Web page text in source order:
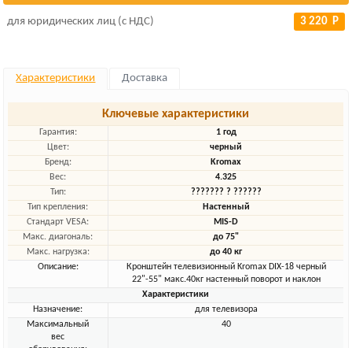
для юридических лиц (с НДС) 3 220 Р
Характеристики Доставка
Ключевые характеристики
Гарантия:
1 год
Цвет:
черный
Бренд:
Kromax
Вес:
4.325
Тип:
??????? ? ??????
Тип крепления:
Настенный
Стандарт VESA:
MIS-D
Макс. диагональ:
до 75"
Макс. нагрузка:
до 40 кг
Описание:
Кронштейн телевизионный Kromax DIX-18 черный
22"-55" макс.40кг настенный поворот и наклон
Характеристики
Назначение:
для телевизора
Максимальный
вес
40